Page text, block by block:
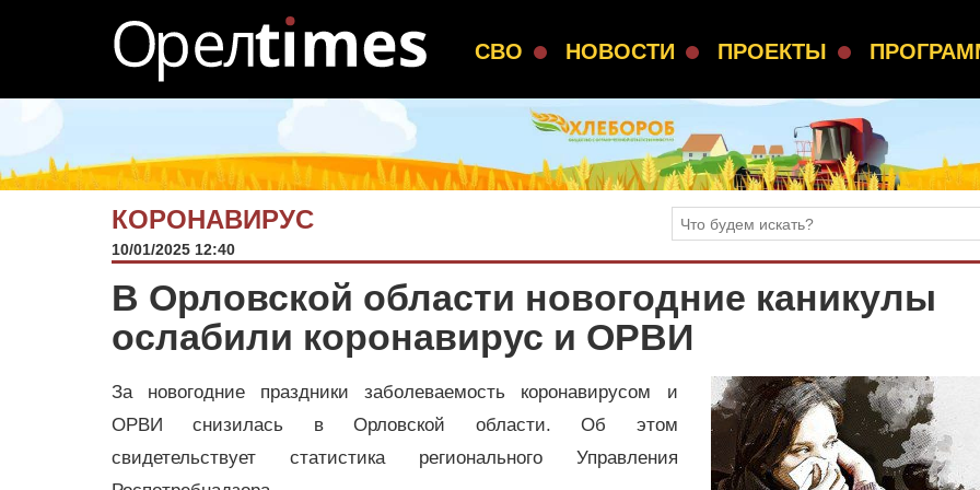
СВО НОВОСТИ ПРОЕКТЫ
КОРОНАВИРУС
10/01/2025 12:40
В Орловской области новогодние каникулы
ослабили коронавирус и ОРВИ
За новогодние праздники заболеваемость коронавирусом и
ОРВИ снизилась в Орловской области. Об этом
свидетельствует статистика регионального Управления